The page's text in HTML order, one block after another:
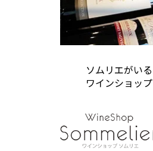
ソムリエがいる
ワインショップ